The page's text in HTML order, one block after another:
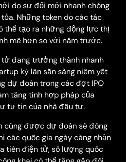
do sự đổi mới nhanh chóng
Những token do các tác
thể tạo ra những động lực thị
mẽ hơn so với năm trước.
đang trưởng thành nhanh
kỳ lân sẵn sàng niêm yết
dự đoán trong các đợt IPO
tăng tính hợp pháp của
tự tin của nhà đầu tư.
cũng được dự đoán sẽ đóng
các quốc gia ngày càng nhận
tiền điện tử, số lượng quốc